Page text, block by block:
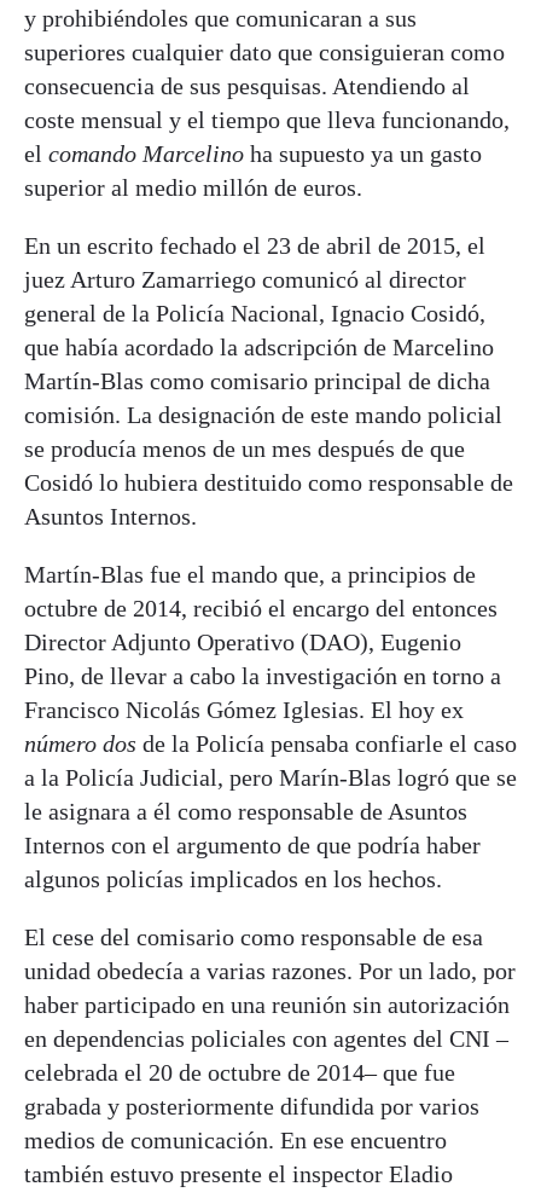
y prohibiéndoles que comunicaran a sus
superiores cualquier dato que consiguieran como
consecuencia de sus pesquisas. Atendiendo al
coste mensual y el tiempo que lleva funcionando,
el comando Marcelino ha supuesto ya un gasto
superior al medio millón de euros.
En un escrito fechado el 23 de abril de 2015, el
juez Arturo Zamarriego comunicó al director
general de la Policía Nacional, Ignacio Cosidó,
que había acordado la adscripción de Marcelino
Martín-Blas como comisario principal de dicha
comisión. La designación de este mando policial
se producía menos de un mes después de que
Cosidó lo hubiera destituido como responsable de
Asuntos Internos.
Martín-Blas fue el mando que, a principios de
octubre de 2014, recibió el encargo del entonces
Director Adjunto Operativo (DAO), Eugenio
Pino, de llevar a cabo la investigación en torno a
Francisco Nicolás Gómez Iglesias. El hoy ex
número dos de la Policía pensaba confiarle el caso
a la Policía Judicial, pero Marín-Blas logró que se
le asignara a él como responsable de Asuntos
Internos con el argumento de que podría haber
algunos policías implicados en los hechos.
El cese del comisario como responsable de esa
unidad obedecía a varias razones. Por un lado, por
haber participado en una reunión sin autorización
en dependencias policiales con agentes del CNI –
celebrada el 20 de octubre de 2014– que fue
grabada y posteriormente difundida por varios
medios de comunicación. En ese encuentro
también estuvo presente el inspector Eladio